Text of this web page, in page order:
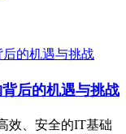
后的机遇与挑战
效、安全的IT基础